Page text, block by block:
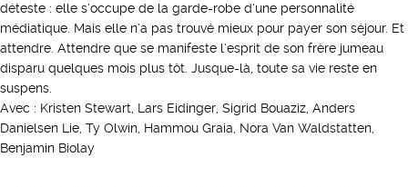
déteste : elle s’occupe de la garde-robe d’une personnalité
médiatique. Mais elle n’a pas trouvé mieux pour payer son séjour. Et
attendre. Attendre que se manifeste l’esprit de son frère jumeau
disparu quelques mois plus tôt. Jusque-là, toute sa vie reste en
suspens.
Avec : Kristen Stewart, Lars Eidinger, Sigrid Bouaziz, Anders
Danielsen Lie, Ty Olwin, Hammou Graia, Nora Van Waldstatten,
Benjamin Biolay